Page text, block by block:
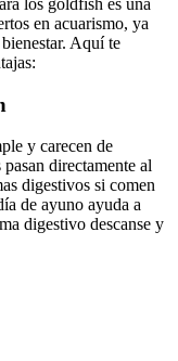
en acuarismo, ya
Aquí te
y carecen de
directamente al
digestivos si comen
de ayuno ayuda a
digestivo descanse y